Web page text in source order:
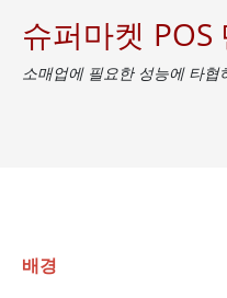
슈퍼마켓 POS
소매업에 필요한 성능에 타
배경